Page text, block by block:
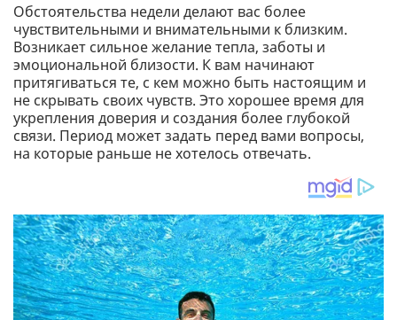
Обстоятельства недели делают вас более
чувствительными и внимательными к близким.
Возникает сильное желание тепла, заботы и
эмоциональной близости. К вам начинают
притягиваться те, с кем можно быть настоящим и
не скрывать своих чувств. Это хорошее время для
укрепления доверия и создания более глубокой
связи. Период может задать перед вами вопросы,
на которые раньше не хотелось отвечать.